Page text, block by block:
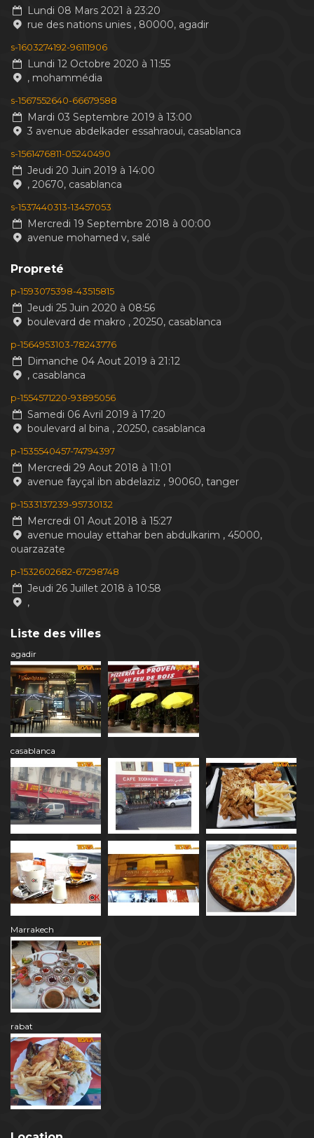
Lundi 08 Mars 2021 à 23:20
rue des nations unies , 80000, agadir
s-1603274192-96111906
Lundi 12 Octobre 2020 à 11:55
, mohammédia
s-1567552640-66679588
Mardi 03 Septembre 2019 à 13:00
3 avenue abdelkader essahraoui, casablanca
s-1561476811-05240490
Jeudi 20 Juin 2019 à 14:00
, 20670, casablanca
s-1537440313-13457053
Mercredi 19 Septembre 2018 à 00:00
avenue mohamed v, salé
Propreté
p-1593075398-43515815
Jeudi 25 Juin 2020 à 08:56
boulevard de makro , 20250, casablanca
p-1564953103-78243776
Dimanche 04 Aout 2019 à 21:12
, casablanca
p-1554571220-93895056
Samedi 06 Avril 2019 à 17:20
boulevard al bina , 20250, casablanca
p-1535540457-74794397
Mercredi 29 Aout 2018 à 11:01
avenue fayçal ibn abdelaziz , 90060, tanger
p-1533137239-95730132
Mercredi 01 Aout 2018 à 15:27
avenue moulay ettahar ben abdulkarim , 45000,
ouarzazate
p-1532602682-67298748
Jeudi 26 Juillet 2018 à 10:58
,
Liste des villes
agadir
casablanca
Marrakech
rabat